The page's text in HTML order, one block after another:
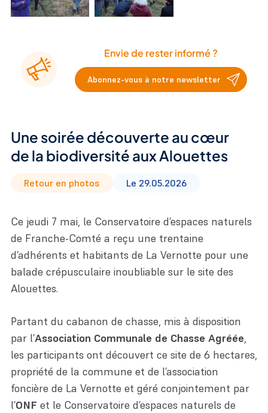
Particulier
Envie de rester informé ?
Abonnez-vous à notre newsletter
Une soirée découverte au cœur
de la biodiversité aux Alouettes
Retour en photos Le 29.05.2026
Ce jeudi 7 mai, le Conservatoire d’espaces naturels
de Franche-Comté a reçu une trentaine
d’adhérents et habitants de La Vernotte pour une
balade crépusculaire inoubliable sur le site des
Alouettes.
Partant du cabanon de chasse, mis à disposition
par l’Association Communale de Chasse Agréée,
les participants ont découvert ce site de 6 hectares,
propriété de la commune et de l’association
foncière de La Vernotte et géré conjointement par
l’ONF et le Conservatoire d’espaces naturels de